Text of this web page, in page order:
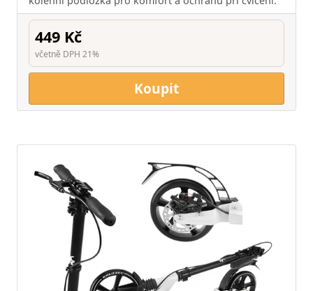
449 Kč
včetně DPH 21%
Koupit